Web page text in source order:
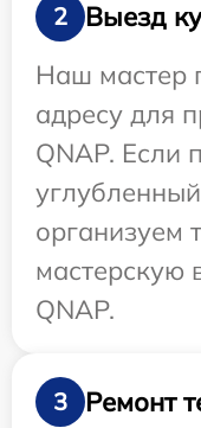
2
Выезд
Наш мастер
адресу для
QNAP. Если
организуем
мастерскую
QNAP.
3
Ремонт